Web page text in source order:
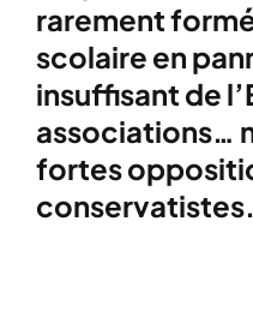
rarement
scolaire en
insuffisant de
associations…
fortes
conservatistes.